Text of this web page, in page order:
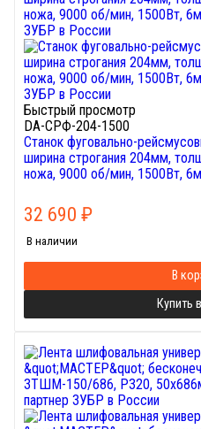
Быстрый просмотр
DA-СРФ-204-1500
Станок фуговально-
ширина строгания 204мм,
ножа, 9000 об/мин, 1500Вт,
32 690 ₽
В наличии
В
Купить